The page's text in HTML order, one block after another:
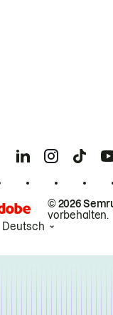
© 2026
vorbehalten.
Deutsch